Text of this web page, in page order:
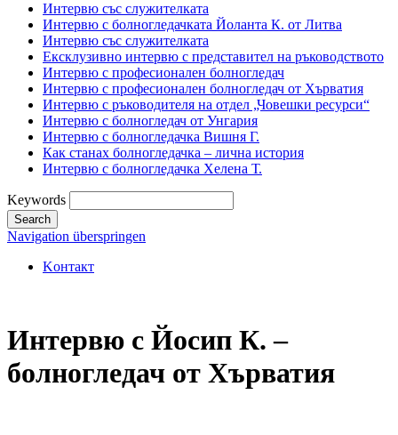
Интервю със служителката
Интервю с болногледачката Йоланта К. от Литва
Интервю със служителката
Ексклузивно интервю с представител на ръководството
Интервю с професионален болногледач
Интервю с професионален болногледач от Хърватия
Интервю с ръководителя на отдел „Човешки ресурси“
Интервю с болногледач от Унгария
Интервю с болногледачка Вишня Г.
Как станах болногледачка – лична история
Интервю с болногледачка Хелена Т.
Keywords
Search
Navigation überspringen
Kонтакт
Интервю с Йосип К. –
болногледач от Хърватия